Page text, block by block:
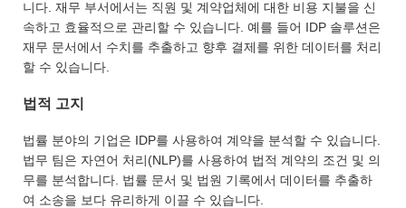
니다. 재무 부서에서는 직원 및 계약업체에 대한 비용 지불을 신
속하고 효율적으로 관리할 수 있습니다. 예를 들어 IDP 솔루션은
재무 문서에서 수치를 추출하고 향후 결제를 위한 데이터를 처리
할 수 있습니다.
법적 고지
법률 분야의 기업은 IDP를 사용하여 계약을 분석할 수 있습니다.
법무 팀은 자연어 처리(NLP)를 사용하여 법적 계약의 조건 및 의
무를 분석합니다. 법률 문서 및 법원 기록에서 데이터를 추출하
여 소송을 보다 유리하게 이끌 수 있습니다.